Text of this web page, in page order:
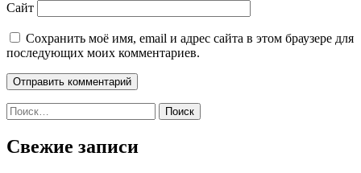
Сайт
Сохранить моё имя, email и адрес сайта в этом браузере для
последующих моих комментариев.
Найти:
Свежие записи